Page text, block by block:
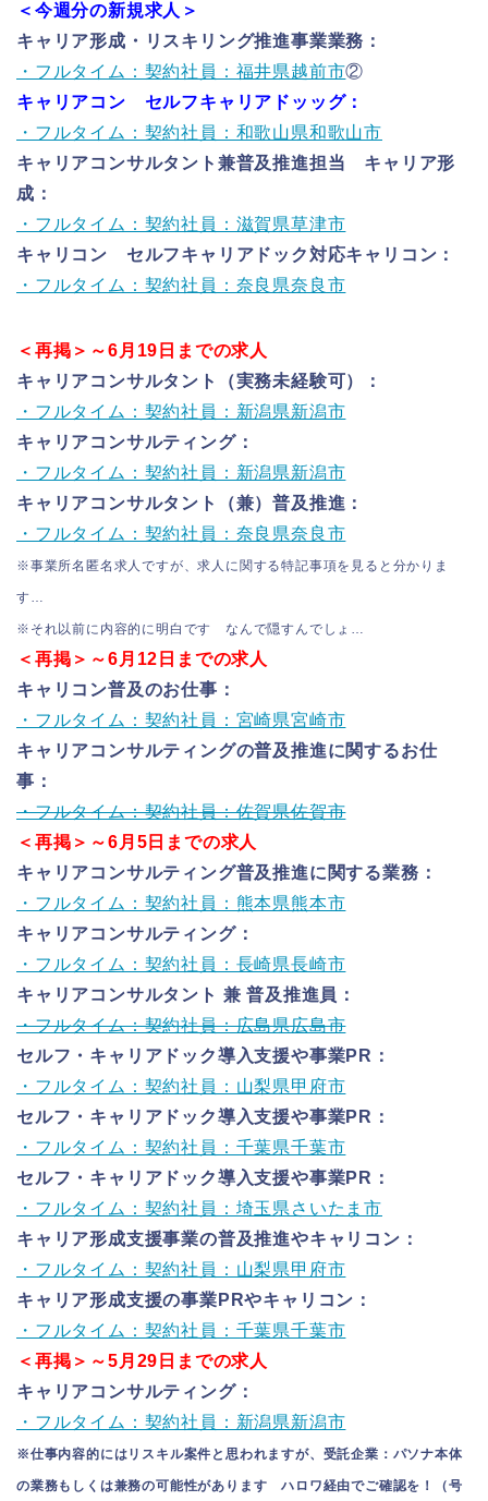
＜今週分の新規求人＞
キャリア形成・リスキリング推進事業業務：
・フルタイム：契約社員：福井県越前市②
キャリアコン セルフキャリアドッッグ：
・フルタイム：契約社員：和歌山県和歌山市
キャリアコンサルタント兼普及推進担当 キャリア形
成：
・フルタイム：契約社員：滋賀県草津市
キャリコン セルフキャリアドック対応キャリコン：
・フルタイム：契約社員：奈良県奈良市
＜再掲＞～6月19日までの求人
キャリアコンサルタント（実務未経験可）：
・フルタイム：契約社員：新潟県新潟市
キャリアコンサルティング：
・フルタイム：契約社員：新潟県新潟市
キャリアコンサルタント（兼）普及推進：
・フルタイム：契約社員：奈良県奈良市
※事業所名匿名求人ですが、求人に関する特記事項を見ると分かりま
す…
※それ以前に内容的に明白です なんで隠すんでしょ…
＜再掲＞～6月12日までの求人
キャリコン普及のお仕事：
・フルタイム：契約社員：宮崎県宮崎市
キャリアコンサルティングの普及推進に関するお仕
事：
・フルタイム：契約社員：佐賀県佐賀市
＜再掲＞～6月5日までの求人
キャリアコンサルティング普及推進に関する業務：
・フルタイム：契約社員：熊本県熊本市
キャリアコンサルティング：
・フルタイム：契約社員：長崎県長崎市
キャリアコンサルタント 兼 普及推進員：
・フルタイム：契約社員：広島県広島市
セルフ・キャリアドック導入支援や事業PR：
・フルタイム：契約社員：山梨県甲府市
セルフ・キャリアドック導入支援や事業PR：
・フルタイム：契約社員：千葉県千葉市
セルフ・キャリアドック導入支援や事業PR：
・フルタイム：契約社員：埼玉県さいたま市
キャリア形成支援事業の普及推進やキャリコン：
・フルタイム：契約社員：山梨県甲府市
キャリア形成支援の事業PRやキャリコン：
・フルタイム：契約社員：千葉県千葉市
＜再掲＞～5月29日までの求人
キャリアコンサルティング：
・フルタイム：契約社員：新潟県新潟市
※仕事内容的にはリスキル案件と思われますが、受託企業：パソナ本体
の業務もしくは兼務の可能性があります ハロワ経由でご確認を！（号